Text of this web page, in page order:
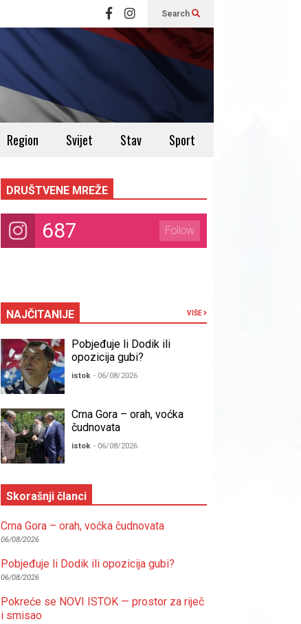
Search
Region Svijet Stav Sport
DRUŠTVENE MREŽE
687 Follow
NAJČITANIJE VIŠE
Pobjeđuje li Dodik ili
opozicija gubi?
istok - 06/08/2026
Crna Gora – orah, voćka
čudnovata
istok - 06/08/2026
Skorašnji članci
Crna Gora – orah, voćka čudnovata
06/08/2026
Pobjeđuje li Dodik ili opozicija gubi?
06/08/2026
Pokreće se NOVI ISTOK — prostor za riječ
i smisao